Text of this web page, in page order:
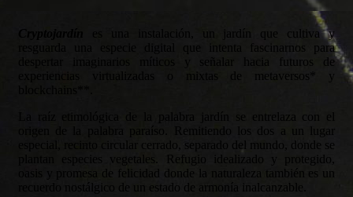
Cryptojardín
es una instalación, un jardín que cultiva y
resguarda una especie digital que intenta fascinarnos para
despertar imaginarios míticos y señalar hacia futuros de
experiencias virtualizadas o mixtas de metaversos* y
La raíz etimológica de la palabra jardín se entrelaza con el
origen de la palabra paraíso. Remitiendo los dos a un lugar
especial, recinto circular cerrado, separado del mundo, donde se
plantan especies vegetales. Refugio idealizado y protegido,
oasis y promesa de felicidad donde la naturaleza también es un
recuerdo nostálgico de un estado de armonía inalcanzable.